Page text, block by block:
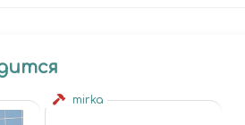
mirka